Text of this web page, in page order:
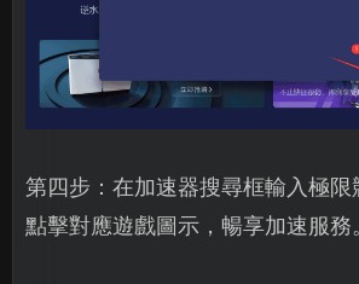
第四步：在加速器搜尋框輸入極限
點擊對應遊戲圖示，暢享加速服務